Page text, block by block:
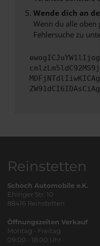
Wende dich an
Wenn du alle oben
Fehlersuche zu
Reinstetten
Schoch Automobile e.K.
Ehinger Str. 10
88416 Reinstetten
Öffnungszeiten Verkauf
Montag - Freitag
09:00 - 18:00 Uhr